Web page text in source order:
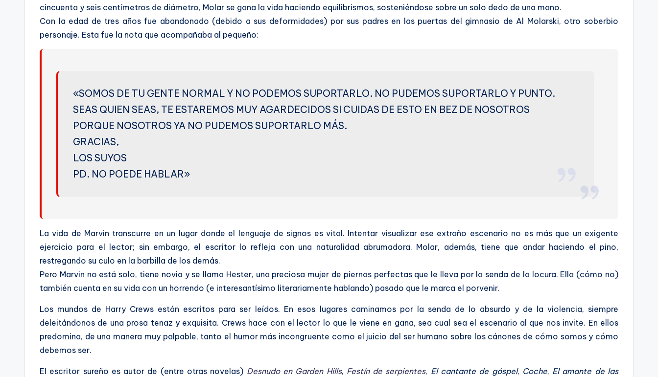
cincuenta y seis centímetros de diámetro, Molar se gana la vida haciendo equilibrismos, sosteniéndose sobre un solo dedo de una mano.
Con la edad de tres años fue abandonado (debido a sus deformidades) por sus padres en las puertas del gimnasio de Al Molarski, otro soberbio
personaje. Esta fue la nota que acompañaba al pequeño:
«SOMOS DE TU GENTE NORMAL Y NO PODEMOS SUPORTARLO. NO PUDEMOS SUPORTARLO Y PUNTO.
SEAS QUIEN SEAS, TE ESTAREMOS MUY AGARDECIDOS SI CUIDAS DE ESTO EN BEZ DE NOSOTROS
PORQUE NOSOTROS YA NO PUDEMOS SUPORTARLO MÁS.
GRACIAS,
LOS SUYOS
PD. NO POEDE HABLAR»
La vida de Marvin transcurre en un lugar donde el lenguaje de signos es vital. Intentar visualizar ese extraño escenario no es más que un exigente
ejercicio para el lector; sin embargo, el escritor lo refleja con una naturalidad abrumadora. Molar, además, tiene que andar haciendo el pino,
restregando su culo en la barbilla de los demás.
Pero Marvin no está solo, tiene novia y se llama Hester, una preciosa mujer de piernas perfectas que le lleva por la senda de la locura. Ella (cómo no)
también cuenta en su vida con un horrendo (e interesantísimo literariamente hablando) pasado que le marca el porvenir.
Los mundos de Harry Crews están escritos para ser leídos. En esos lugares caminamos por la senda de lo absurdo y de la violencia, siempre
deleitándonos de una prosa tenaz y exquisita. Crews hace con el lector lo que le viene en gana, sea cual sea el escenario al que nos invite. En ellos
predomina, de una manera muy palpable, tanto el humor más incongruente como el juicio del ser humano sobre los cánones de cómo somos y cómo
debemos ser.
El escritor sureño es autor de (entre otras novelas) Desnudo en Garden Hills, Festín de serpientes, El cantante de góspel, Coche, El amante de las